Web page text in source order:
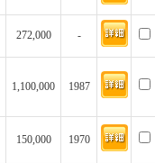
272,000 -
1,100,000 1987
150,000 1970